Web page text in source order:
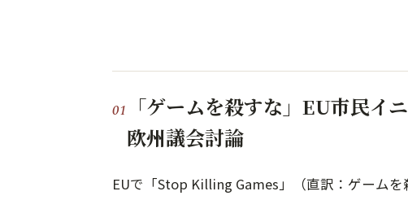
「ゲームを殺すな」EU市民イ
欧州議会討論
EUで「Stop Killing Games」（直訳：ゲーム